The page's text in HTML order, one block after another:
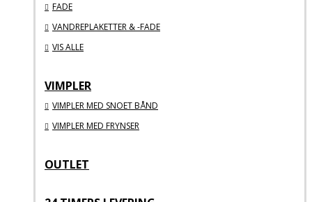
FADE
VANDREPLAKETTER & -FADE
VIS ALLE
VIMPLER
VIMPLER MED SNOET BÅND
VIMPLER MED FRYNSER
OUTLET